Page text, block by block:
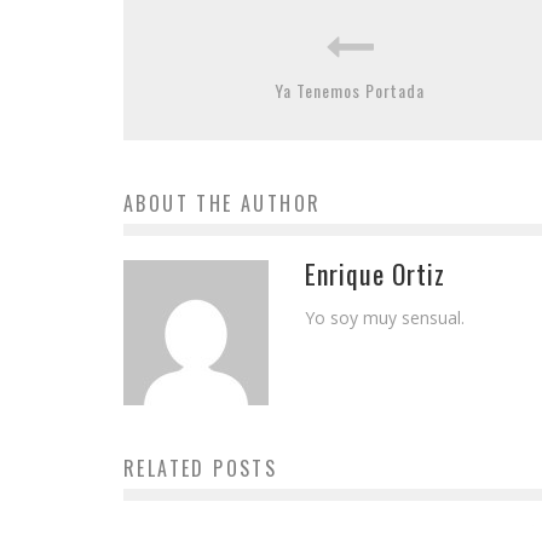
Ya Tenemos Portada
ABOUT THE AUTHOR
Enrique Ortiz
Yo soy muy sensual.
RELATED POSTS